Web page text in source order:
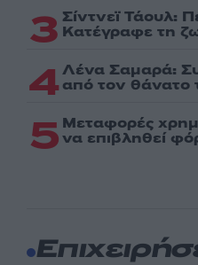
3 Σίντνεϊ Τάουλ:
Kατέγραφε τη
4Λένα Σαμαρά:
από τον θάνατο
5 Μεταφορές
να επιβληθεί